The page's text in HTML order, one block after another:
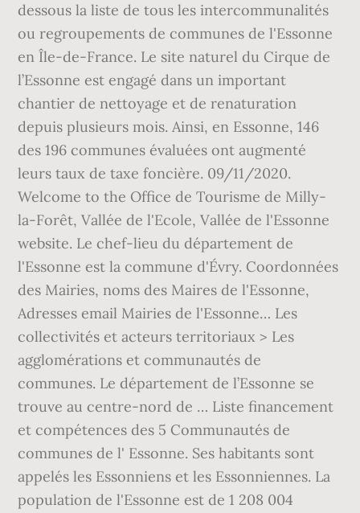
dessous la liste de tous les intercommunalités
ou regroupements de communes de l'Essonne
en Île-de-France. Le site naturel du Cirque de
l’Essonne est engagé dans un important
chantier de nettoyage et de renaturation
depuis plusieurs mois. Ainsi, en Essonne, 146
des 196 communes évaluées ont augmenté
leurs taux de taxe foncière. 09/11/2020.
Welcome to the Office de Tourisme de Milly-
la-Forêt, Vallée de l'Ecole, Vallée de l'Essonne
website. Le chef-lieu du département de
l'Essonne est la commune d'Évry. Coordonnées
des Mairies, noms des Maires de l'Essonne,
Adresses email Mairies de l'Essonne… Les
collectivités et acteurs territoriaux > Les
agglomérations et communautés de
communes. Le département de l’Essonne se
trouve au centre-nord de … Liste financement
et compétences des 5 Communautés de
communes de l' Essonne. Ses habitants sont
appelés les Essonniens et les Essonniennes. La
population de l'Essonne est de 1 208 004